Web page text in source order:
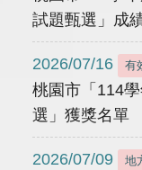
試題甄選」成
2026/07/16 有
桃園市「114
選」獲獎名單
2026/07/09 地